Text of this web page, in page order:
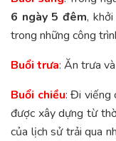
6 ngày 5 đêm,
trong những công
Buổi trưa: Ăn trưa
Buổi chiều: Đi viếng
được xây dựng từ
của lịch sử trải qua